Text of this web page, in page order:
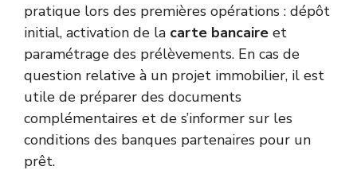
pratique lors des premières opérations : dépôt
initial, activation de la carte bancaire et
paramétrage des prélèvements. En cas de
question relative à un projet immobilier, il est
utile de préparer des documents
complémentaires et de s’informer sur les
conditions des banques partenaires pour un
prêt.